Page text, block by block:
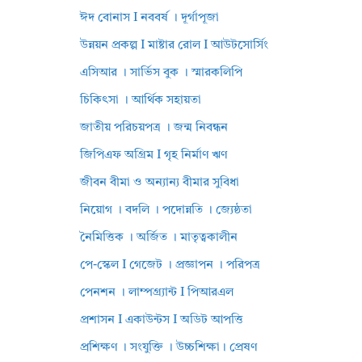
ঈদ বোনাস I নববর্ষ । দূর্গাপূজা
উন্নয়ন প্রকল্প I মাষ্টার রোল I আউটসোর্সিং
এসিআর । সার্ভিস বুক । স্মারকলিপি
চিকিৎসা । আর্থিক সহায়তা
জাতীয় পরিচয়পত্র । জন্ম নিবন্ধন
জিপিএফ অগ্রিম I গৃহ নির্মাণ ঋণ
জীবন বীমা ও অন্যান্য বীমার সুবিধা
নিয়োগ । বদলি । পদোন্নতি । জ্যেষ্ঠতা
নৈমিত্তিক । অর্জিত । মাতৃত্বকালীন
পে-স্কেল I গেজেট । প্রজ্ঞাপন । পরিপত্র
পেনশন । লাম্পগ্র্যান্ট I পিআরএল
প্রশাসন I একাউন্টস I অডিট আপত্তি
প্রশিক্ষণ । সংযুক্তি । উচ্চশিক্ষা। প্রেষণ